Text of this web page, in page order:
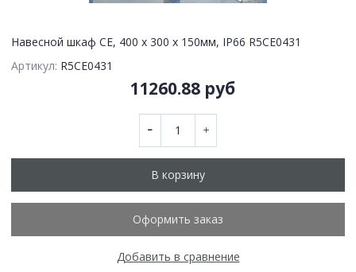
Навесной шкаф CE, 400 x 300 x 150мм, IP66 R5CE0431
Артикул: R5CE0431
11260.88 руб
В корзину
Оформить заказ
Добавить в сравнение